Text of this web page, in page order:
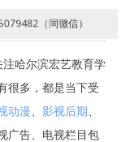
哈尔滨宏艺教育学
很多，都是当下受
动漫、 影视后期 、
广告、电视栏目包
（同微信）